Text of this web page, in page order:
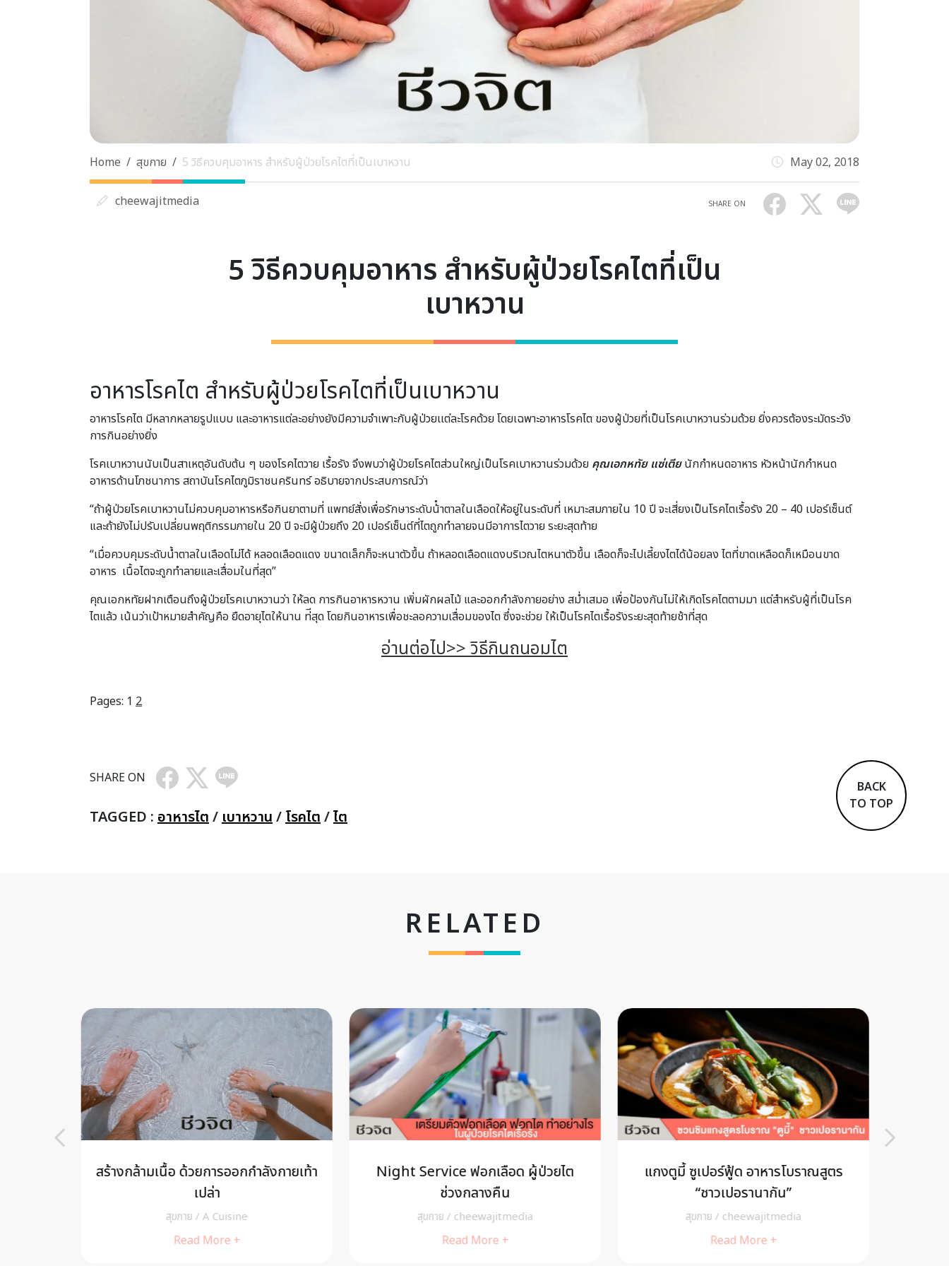
Home สุขกาย 5 วิธีควบคุมอาหาร สำหรับผู้ป่วยโรคไตที่เป็นเบาหวาน May 02, 2018
cheewajitmedia SHARE ON
5 วิธีควบคุมอาหาร สำหรับผู้ป่วยโรคไตที่เป็น
เบาหวาน
อาหารโรคไต สำหรับผู้ป่วยโรคไตที่เป็นเบาหวาน
อาหารโรคไต มีหลากหลายรูปแบบ และอาหารแต่ละอย่างยังมีความจำเพาะกับผู้ป่วยเเต่ละโรคด้วย โดยเฉพาะอาหารโรคไต ของผู้ป่วยที่เป็นโรคเบาหวานร่วมด้วย ยิ่งควรต้องระมัดระวัง
การกินอย่างยิ่ง
โรคเบาหวานนับเป็นสาเหตุอันดับต้น ๆ ของโรคไตวาย เรื้อรัง จึงพบว่าผู้ป่วยโรคไตส่วนใหญ่เป็นโรคเบาหวานร่วมด้วย คุณเอกหทัย แซ่เตียนักกําหนดอาหาร หัวหน้านักกำหนด
อาหารด้านโภชนาการ สถาบันโรคไตภูมิราชนครินทร์ อธิบายจากประสบการณ์ว่า
“ถ้าผู้ป่วยโรคเบาหวานไม่ควบคุมอาหารหรือกินยาตามที่ แพทย์สั่งเพื่อรักษาระดับน้ําตาลในเลือดให้อยู่ในระดับที่ เหมาะสมภายใน 10 ปี จะเสี่ยงเป็นโรคไตเรื้อรัง 20 – 40 เปอร์เซ็นต์
และถ้ายังไม่ปรับเปลี่ยนพฤติกรรมภายใน 20 ปี จะมีผู้ป่วยถึง 20 เปอร์เซ็นต์ที่ไตถูกทําลายจนมีอาการไตวาย ระยะสุดท้าย
“เมื่อควบคุมระดับน้ำตาลในเลือดไม่ได้ หลอดเลือดแดง ขนาดเล็กก็จะหนาตัวขึ้น ถ้าหลอดเลือดแดงบริเวณไตหนาตัวขึ้น เลือดก็จะไปเลี้ยงไตได้น้อยลง ไตที่ขาดเหลือดก็เหมือนขาด
อาหาร เนื้อไตจะถูกทําลายและเสื่อมในที่สุด”
คุณเอกหทัยฝากเตือนถึงผู้ป่วยโรคเบาหวานว่า ให้ลด การกินอาหารหวาน เพิ่มผักผลไม้ และออกกําลังกายอย่าง สม่ำเสมอ เพื่อป้องกันไม่ให้เกิดโรคไตตามมา แต่สําหรับผู้ที่เป็นโรค
ไตแล้ว เน้นว่าเป้าหมายสําคัญคือ ยืดอายุไตให้นาน ท่ีสุด โดยกินอาหารเพื่อชะลอความเสื่อมของไต ซึ่งจะช่วย ให้เป็นโรคไตเรื้อรังระยะสุดท้ายช้าที่สุด
อ่านต่อไป>> วิธีกินถนอมไต
Pages: 1 2
SHARE ON
TAGGED : อาหารไต/เบาหวาน/โรคไต/ไต
BACK
TO TOP
RELATED
สร้างกล้ามเนื้อ ด้วยการออกกำลังกายเท้า
เปล่า
สุขกาย / A Cuisine
Read More +
Night Service ฟอกเลือด ผู้ป่วยไต
ช่วงกลางคืน
สุขกาย / cheewajitmedia
Read More +
แกงตูมี้ ซูเปอร์ฟู้ด อาหารโบราณสูตร
“ชาวเปอรานากัน”
สุขกาย / cheewajitmedia
Read More +